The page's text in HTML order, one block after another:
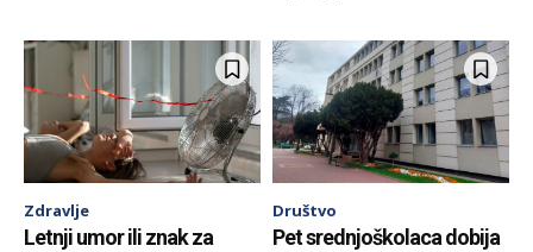
Zdravlje
Letnji umor ili znak za
Društvo
Pet srednjoškolaca dobija